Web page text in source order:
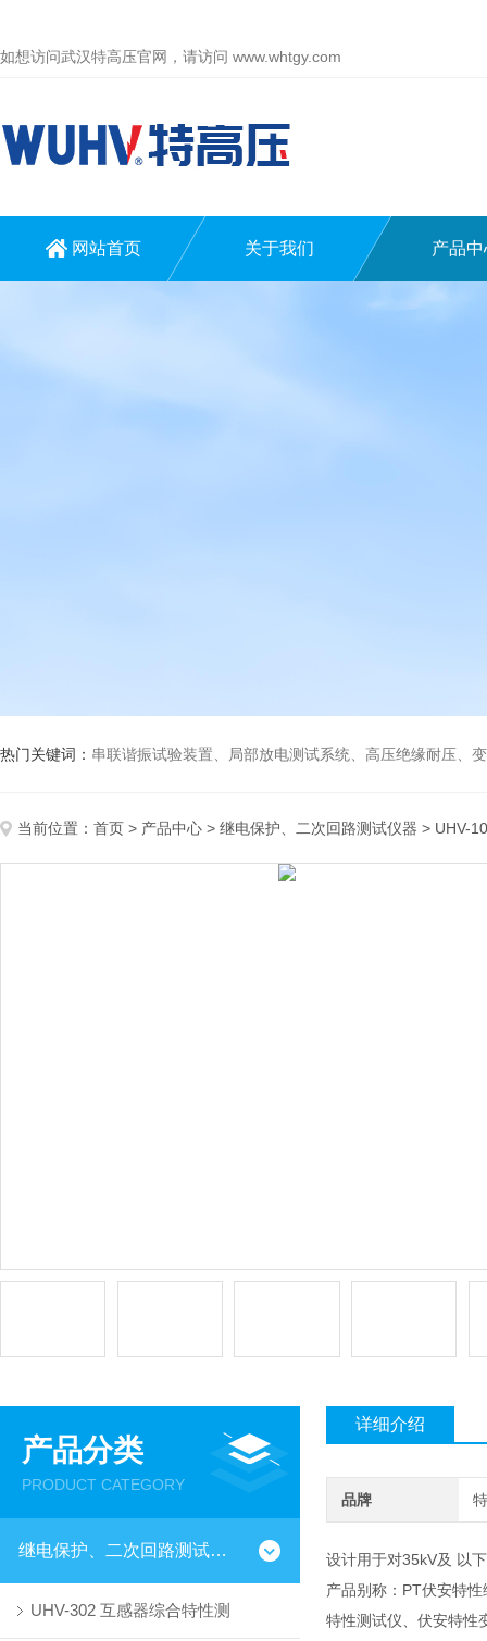
如想访问武汉特高压官网，请访问 www.whtgy.com
网站首页 关于我们 产品中
热门关键词： 串联谐振试验装置、局部放电测试系统、高压绝缘耐压、变
当前位置： 首页 > 产品中心 > 继电保护、二次回路测试仪器 > UHV-
产品分类
PRODUCT CATEGORY
继电保护、二次回路测试仪器
UHV-302 互感器综合特性测
详细介绍
品牌
设计用于对35kV及 以
产品别称：PT伏安特
特性测试仪、伏安特性